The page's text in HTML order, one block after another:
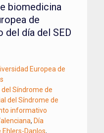
biomedicina
de
del día del SED
Europea de
del Síndrome de
del Síndrome de
informativo
, Día
Ehlers-Danlos,